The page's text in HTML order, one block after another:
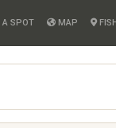
A SPOT MAP